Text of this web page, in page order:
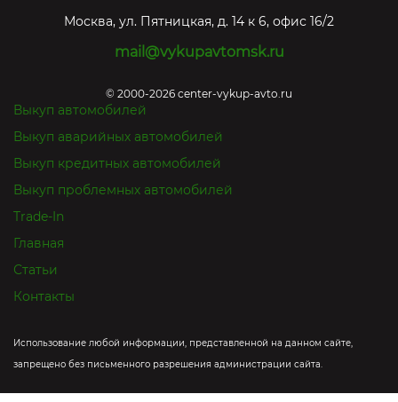
Москва, ул. Пятницкая, д. 14 к 6, офис 16/2
mail@vykupavtomsk.ru
© 2000-2026 center-vykup-avto.ru
Выкуп автомобилей
Выкуп аварийных автомобилей
Выкуп кредитных автомобилей
Выкуп проблемных автомобилей
Trade-In
Главная
Статьи
Контакты
Использование любой информации, представленной на данном сайте,
запрещено без письменного разрешения администрации сайта.